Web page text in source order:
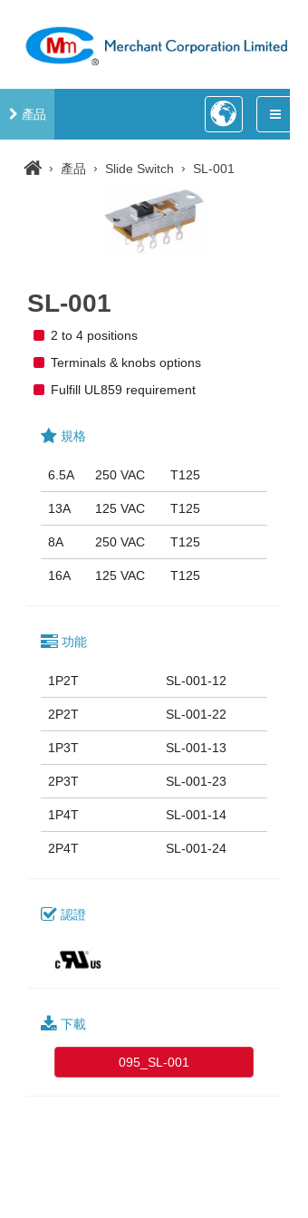
產品
› 產品 › Slide Switch › SL-001
SL-001
2 to 4 positions
Terminals & knobs options
Fulfill UL859 requirement
規格
6.5A 250 VAC T125
13A 125 VAC T125
8A 250 VAC T125
16A 125 VAC T125
功能
1P2T SL-001-12
2P2T SL-001-22
1P3T SL-001-13
2P3T SL-001-23
1P4T SL-001-14
2P4T SL-001-24
認證
下載
095_SL-001